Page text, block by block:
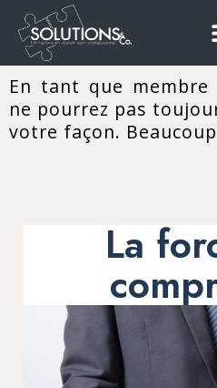
En tant que membre
ne pourrez pas
votre façon.
La